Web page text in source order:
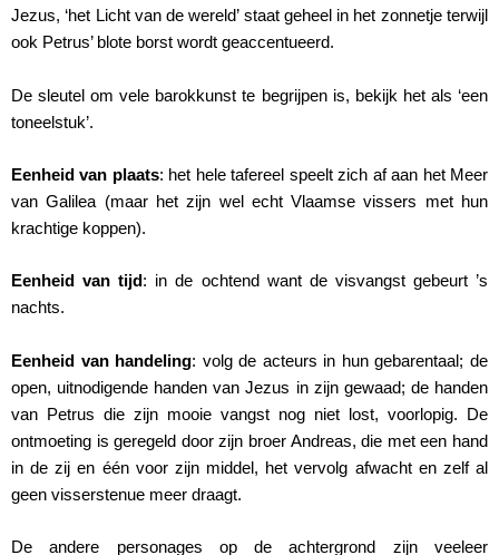
Jezus, ‘het Licht van de wereld’ staat geheel in het zonnetje terwijl
ook Petrus’ blote borst wordt geaccentueerd.
De sleutel om vele barokkunst te begrijpen is, bekijk het als ‘een
toneelstuk’.
Eenheid van plaats: het hele tafereel speelt zich af aan het Meer
van Galilea (maar het zijn wel echt Vlaamse vissers met hun
krachtige koppen).
Eenheid van tijd: in de ochtend want de visvangst gebeurt ’s
nachts.
Eenheid van handeling: volg de acteurs in hun gebarentaal; de
open, uitnodigende handen van Jezus in zijn gewaad; de handen
van Petrus die zijn mooie vangst nog niet lost, voorlopig. De
ontmoeting is geregeld door zijn broer Andreas, die met een hand
in de zij en één voor zijn middel, het vervolg afwacht en zelf al
geen visserstenue meer draagt.
De andere personages op de achtergrond zijn veeleer